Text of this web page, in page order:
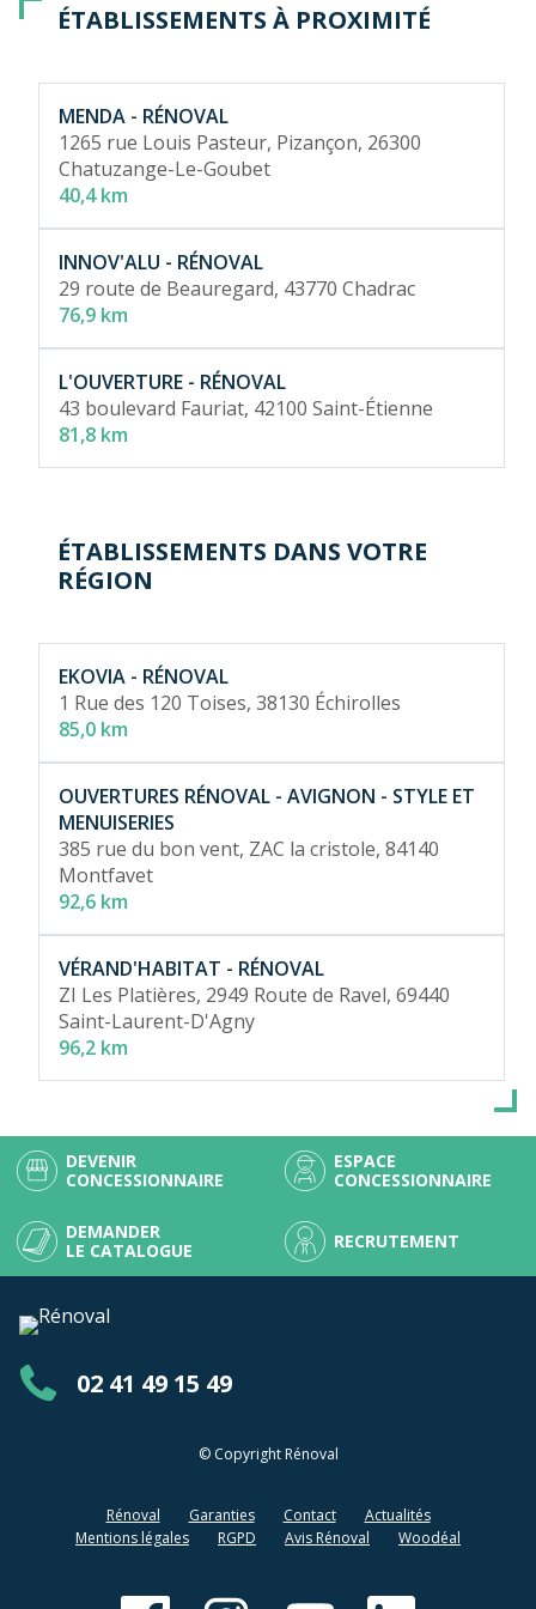
ÉTABLISSEMENTS À PROXIMITÉ
MENDA - RÉNOVAL
1265 rue Louis Pasteur, Pizançon, 26300
Chatuzange-Le-Goubet
40,4 km
INNOV'ALU - RÉNOVAL
29 route de Beauregard, 43770 Chadrac
76,9 km
L'OUVERTURE - RÉNOVAL
43 boulevard Fauriat, 42100 Saint-Étienne
81,8 km
ÉTABLISSEMENTS DANS VOTRE
RÉGION
EKOVIA - RÉNOVAL
1 Rue des 120 Toises, 38130 Échirolles
85,0 km
OUVERTURES RÉNOVAL - AVIGNON - STYLE ET
MENUISERIES
385 rue du bon vent, ZAC la cristole, 84140
Montfavet
92,6 km
VÉRAND'HABITAT - RÉNOVAL
ZI Les Platières, 2949 Route de Ravel, 69440
Saint-Laurent-D'Agny
96,2 km
02 41 49 15 49
DEVENIR
CONCESSIONNAIRE
ESPACE
CONCESSIONNAIRE
DEMANDER
LE CATALOGUE
RECRUTEMENT
© Copyright Rénoval
Rénoval Garanties Contact
Actualités
Mentions légales
RGPD Avis Rénoval Woodéal